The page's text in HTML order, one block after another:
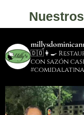
🇩🇴👩‍🍳
con sazón
#comidalatina